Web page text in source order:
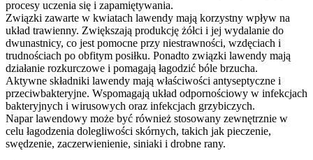
procesy uczenia się i zapamiętywania.
Związki zawarte w kwiatach lawendy mają korzystny wpływ na
układ trawienny. Zwiększają produkcję żółci i jej wydalanie do
dwunastnicy, co jest pomocne przy niestrawności, wzdęciach i
trudnościach po obfitym posiłku. Ponadto związki lawendy mają
działanie rozkurczowe i pomagają łagodzić bóle brzucha.
Aktywne składniki lawendy mają właściwości antyseptyczne i
przeciwbakteryjne. Wspomagają układ odpornościowy w infekcjach
bakteryjnych i wirusowych oraz infekcjach grzybiczych.
Napar lawendowy może być również stosowany zewnętrznie w
celu łagodzenia dolegliwości skórnych, takich jak pieczenie,
swędzenie, zaczerwienienie, siniaki i drobne rany.